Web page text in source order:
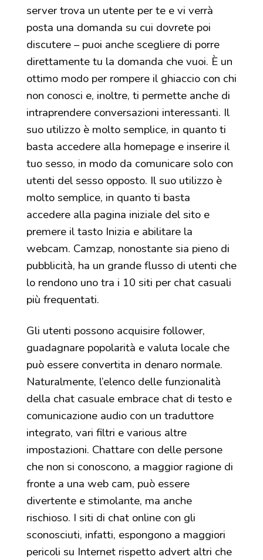
server trova un utente per te e vi verrà
posta una domanda su cui dovrete poi
discutere – puoi anche scegliere di porre
direttamente tu la domanda che vuoi. È un
ottimo modo per rompere il ghiaccio con chi
non conosci e, inoltre, ti permette anche di
intraprendere conversazioni interessanti. Il
suo utilizzo è molto semplice, in quanto ti
basta accedere alla homepage e inserire il
tuo sesso, in modo da comunicare solo con
utenti del sesso opposto. Il suo utilizzo è
molto semplice, in quanto ti basta
accedere alla pagina iniziale del sito e
premere il tasto Inizia e abilitare la
webcam. Camzap, nonostante sia pieno di
pubblicità, ha un grande flusso di utenti che
lo rendono uno tra i 10 siti per chat casuali
più frequentati.
Gli utenti possono acquisire follower,
guadagnare popolarità e valuta locale che
può essere convertita in denaro normale.
Naturalmente, l’elenco delle funzionalità
della chat casuale embrace chat di testo e
comunicazione audio con un traduttore
integrato, vari filtri e various altre
impostazioni. Chattare con delle persone
che non si conoscono, a maggior ragione di
fronte a una web cam, può essere
divertente e stimolante, ma anche
rischioso. I siti di chat online con gli
sconosciuti, infatti, espongono a maggiori
pericoli su Internet rispetto advert altri che